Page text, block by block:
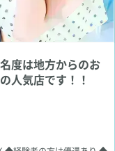
度は地方からのお
人気店です！！